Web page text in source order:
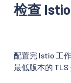
检查
配置完 Istio 工
最低版本的 TLS